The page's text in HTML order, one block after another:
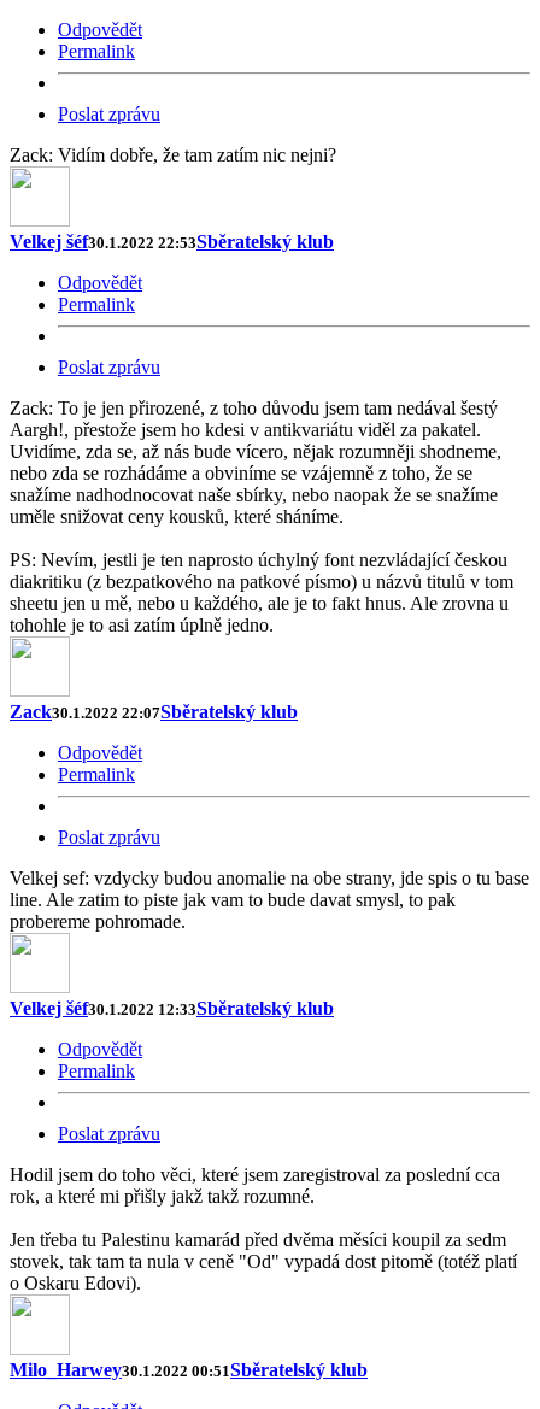
Odpovědět
Permalink
Poslat zprávu
Zack: Vidím dobře, že tam zatím nic nejni?
Velkej šéf30.1.2022 22:53Sběratelský klub
Odpovědět
Permalink
Poslat zprávu
Zack: To je jen přirozené, z toho důvodu jsem tam nedával šestý
Aargh!, přestože jsem ho kdesi v antikvariátu viděl za pakatel.
Uvidíme, zda se, až nás bude vícero, nějak rozumněji shodneme,
nebo zda se rozhádáme a obviníme se vzájemně z toho, že se
snažíme nadhodnocovat naše sbírky, nebo naopak že se snažíme
uměle snižovat ceny kousků, které sháníme.
PS: Nevím, jestli je ten naprosto úchylný font nezvládající českou
diakritiku (z bezpatkového na patkové písmo) u názvů titulů v tom
sheetu jen u mě, nebo u každého, ale je to fakt hnus. Ale zrovna u
tohohle je to asi zatím úplně jedno.
Zack30.1.2022 22:07Sběratelský klub
Odpovědět
Permalink
Poslat zprávu
Velkej sef: vzdycky budou anomalie na obe strany, jde spis o tu base
line. Ale zatim to piste jak vam to bude davat smysl, to pak
probereme pohromade.
Velkej šéf30.1.2022 12:33Sběratelský klub
Odpovědět
Permalink
Poslat zprávu
Hodil jsem do toho věci, které jsem zaregistroval za poslední cca
rok, a které mi přišly jakž takž rozumné.
Jen třeba tu Palestinu kamarád před dvěma měsíci koupil za sedm
stovek, tak tam ta nula v ceně "Od" vypadá dost pitomě (totéž platí
o Oskaru Edovi).
Milo_Harwey30.1.2022 00:51Sběratelský klub